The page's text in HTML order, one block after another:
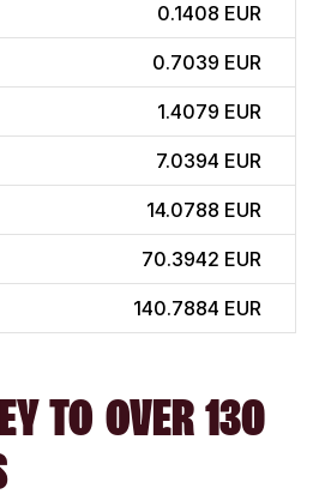
0.1408 EUR
0.7039 EUR
1.4079 EUR
7.0394 EUR
14.0788 EUR
70.3942 EUR
140.7884 EUR
TO OVER 130